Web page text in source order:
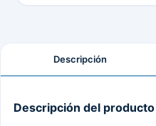
Descripción
Descripción del producto